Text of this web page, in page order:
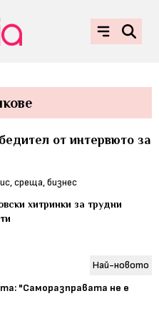
от интервюто за
хитринки за трудни
Най-новото
"Саморазправата не е